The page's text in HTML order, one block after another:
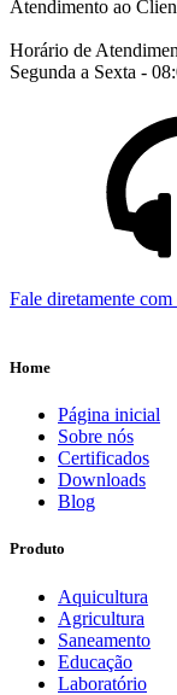
Atendimento ao
Horário de
Segunda a Sexta -
Fale diretamente com
Home
Página inicial
Sobre nós
Certificados
Downloads
Blog
Produto
Aquicultura
Agricultura
Saneamento
Educação
Laboratório